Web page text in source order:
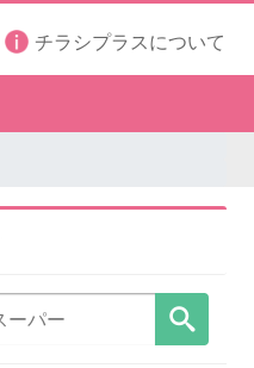
チラシプラスについて